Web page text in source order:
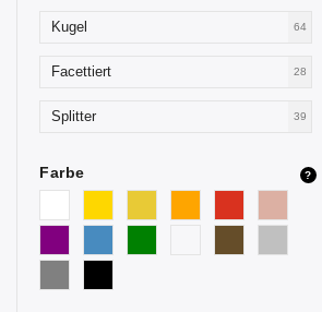
Kugel 64
Facettiert 28
Splitter 39
Farbe ?